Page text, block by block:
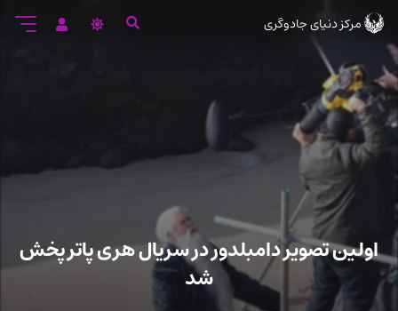
مرکز دنیای جادوگری
اولین تصویر دامبلدور در سریال هری پاتر پخش
شد